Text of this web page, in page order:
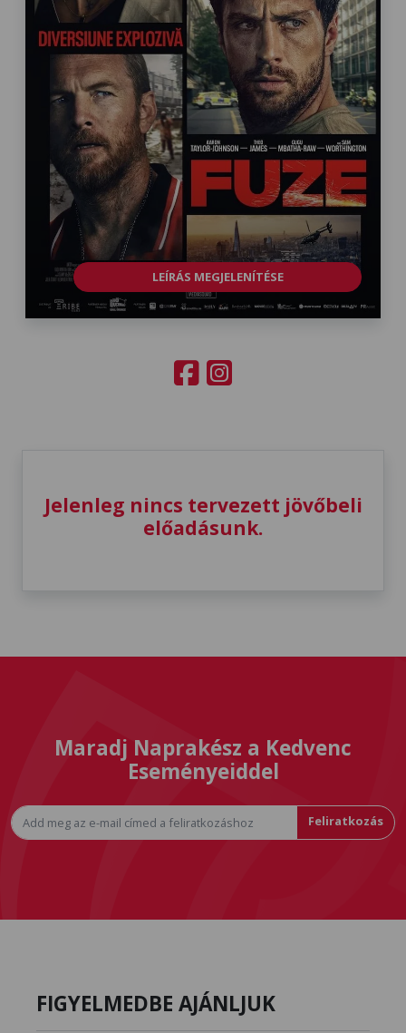
LEÍRÁS MEGJELENÍTÉSE
Jelenleg nincs tervezett jövőbeli
előadásunk.
Maradj Naprakész a Kedvenc
Eseményeiddel
Feliratkozás
FIGYELMEDBE AJÁNLJUK